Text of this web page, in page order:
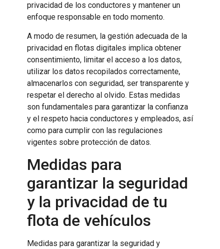
privacidad de los conductores y mantener un
enfoque responsable en todo momento.
A modo de resumen, la gestión adecuada de la
privacidad en flotas digitales implica obtener
consentimiento, limitar el acceso a los datos,
utilizar los datos recopilados correctamente,
almacenarlos con seguridad, ser transparente y
respetar el derecho al olvido. Estas medidas
son fundamentales para garantizar la confianza
y el respeto hacia conductores y empleados, así
como para cumplir con las regulaciones
vigentes sobre protección de datos.
Medidas para
garantizar la seguridad
y la privacidad de tu
flota de vehículos
Medidas para garantizar la seguridad y